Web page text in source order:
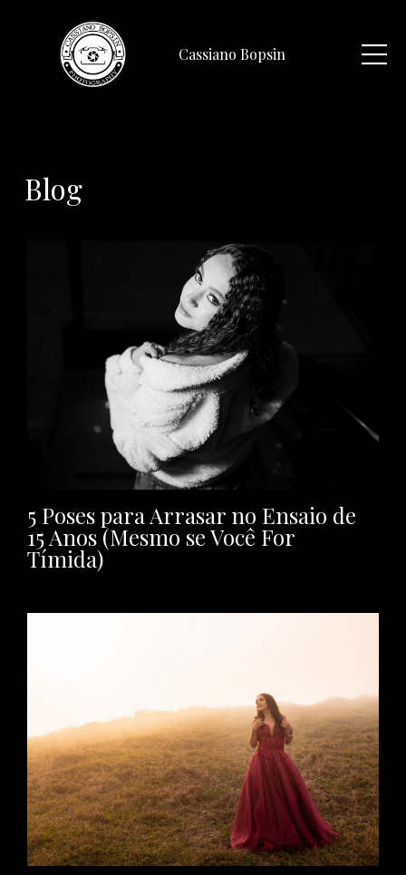
Cassiano Bopsin
Blog
5 Poses para Arrasar no Ensaio de
15 Anos (Mesmo se Você For
Tímida)